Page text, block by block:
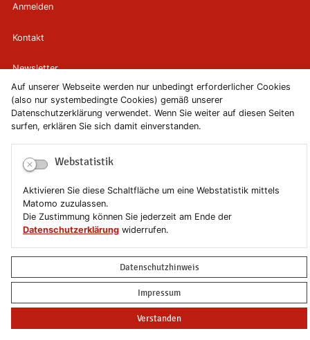
Auf unserer Webseite werden nur unbedingt erforderlicher Cookies
(also nur systembedingte Cookies) gemäß unserer
Datenschutzerklärung verwendet. Wenn Sie weiter auf diesen Seiten
surfen, erklären Sie sich damit einverstanden.
Webstatistik
Aktivieren Sie diese Schaltfläche um eine Webstatistik mittels
Matomo zuzulassen.
Die Zustimmung können Sie jederzeit am Ende der
Datenschutzerklärung widerrufen.
Datenschutzhinweis
Impressum
Verstanden
Anmelden
Kontakt
Newsletter
Newsletterabmeldung
Impressum
Datenschutzerklärung
Erklärung zur Barrierefreiheit
Leichte Sprache